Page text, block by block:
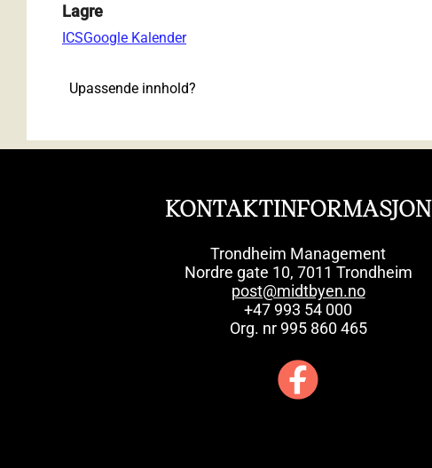
Lagre
ICSGoogle Kalender
Upassende innhold?
KONTAKTINFORMASJON
Trondheim Management
Nordre gate 10, 7011 Trondheim
post@midtbyen.no
+47 993 54 000
Org. nr 995 860 465